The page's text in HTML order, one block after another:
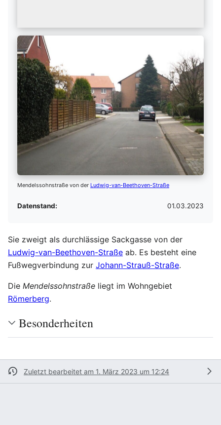
Mendelssohnstraße von der Ludwig-van-Beethoven-Straße
Datenstand: 01.03.2023
Sie zweigt als durchlässige Sackgasse von der
Ludwig-van-Beethoven-Straße ab. Es besteht eine
Fußwegverbindung zur Johann-Strauß-Straße.
Die Mendelssohnstraße liegt im Wohngebiet
Römerberg.
Besonderheiten
Zuletzt bearbeitet am 1. März 2023 um 12:24